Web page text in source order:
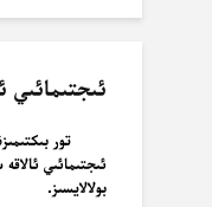
ئىجتىمائىي
تور
ئىجتىمائىي ئالاقە
بولالايسىز.